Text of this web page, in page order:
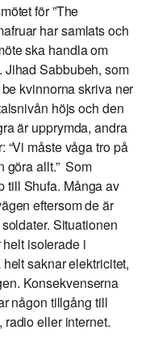
för ”The
har samlats och
ska handla om
Jihad Sabbubeh, som
kvinnorna skriva ner
höjs och den
är upprymda, andra
“Vi måste våga tro på
göra allt.” Som
till Shufa. Många av
eftersom de är
Situationen
isolerade i
saknar elektricitet,
Konsekvenserna
någon tillgång till
radio eller internet.